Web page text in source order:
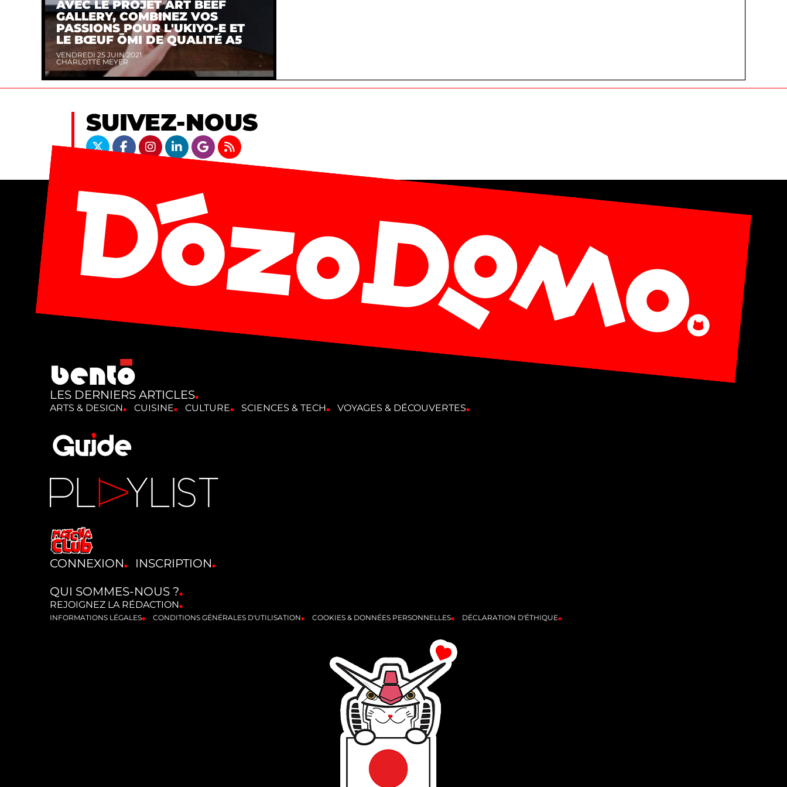
AVEC LE PROJET ART BEEF
GALLERY, COMBINEZ VOS
PASSIONS POUR L'UKIYO-E ET
LE BŒUF ŌMI DE QUALITÉ A5
VENDREDI 25 JUIN 2021
CHARLOTTE MEYER
SUIVEZ-NOUS
LES DERNIERS ARTICLES
ARTS & DESIGN CUISINE CULTURE SCIENCES & TECH VOYAGES & DÉCOUVERTES
CONNEXION
INSCRIPTION
QUI SOMMES-NOUS ?
REJOIGNEZ LA RÉDACTION
INFORMATIONS LÉGALES CONDITIONS GÉNÉRALES D'UTILISATION COOKIES & DONNÉES PERSONNELLES DÉCLARATION D'ÉTHIQUE